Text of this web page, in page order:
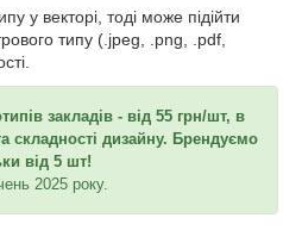
у векторі, тоді може підійти
типу (.jpeg, .png, .pdf,
закладів - від 55 грн/шт, в
складності дизайну. Брендуємо
від 5 шт!
2025 року.